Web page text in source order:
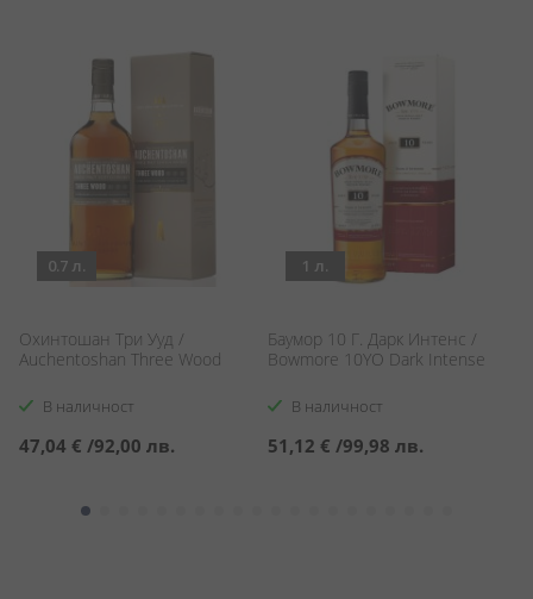
0.7 л.
Охинтошан Три Ууд /
Auchentoshan Three Wood
В наличност
47,04 € /92,00 лв.
1 л.
Баумор 10 Г. Дарк Интенс /
Bowmore 10YO Dark Intense
В наличност
51,12 € /99,98 лв.